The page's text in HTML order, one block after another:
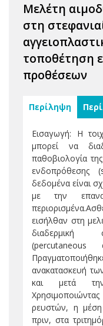
Μελέτη
στη
τοποθέτηση
προθέσεων
Περίληψη
Εισαγωγή: Η
μπορεί να
παθοβιολογία
ενδοπρόθεσης
δεδομένα είναι
με την
εισήλθαν στη
διαδερμική
(percutaneous
ανακατασκευή
και μετά
ρευστών, η
πριν, στα